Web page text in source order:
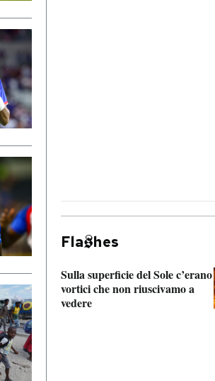
Fla hes
Sulla superficie del Sole c’erano
vortici che non riuscivamo a
vedere